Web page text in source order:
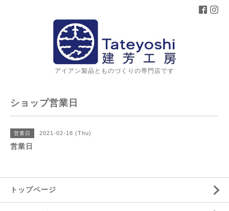
アイアン製品とものづくりの専門店です
ショップ営業日
営業日 2021-02-18 (Thu)
営業日
トップページ